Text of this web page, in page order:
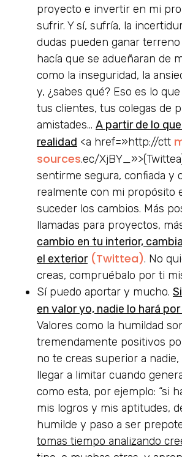
proyecto e invertir en mi
sufrir. Y sí, sufría, la
dudas pueden ganar terreno
hacía que se adueñaran de
como la inseguridad, la
y, ¿sabes qué? Eso es lo
tus clientes, tus colegas de
amistades… A partir de lo
realidad <a href=»http://ctt
sources.ec/
sentirme segura, confiada y
realmente con mi propósito
suceder los cambios. Más
llamadas para proyectos,
cambio en tu interior,
el exterior (Twittea). No
creas, compruébalo por ti
Sí puedo aportar y mucho.
en valor yo, nadie lo hará
Valores como la humildad
tremendamente positivos
no te creas superior a
llegar a limitar cuando
como esta, por ejemplo: “si
mis logros y mis aptitudes,
humilde y paso a ser
tomas tiempo analizando